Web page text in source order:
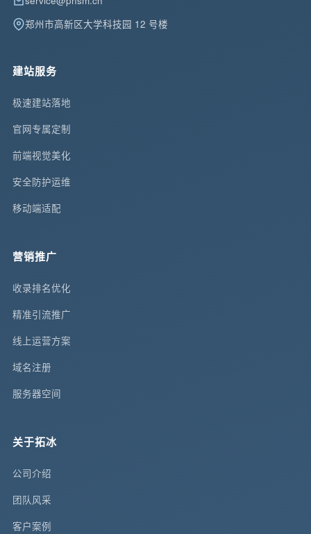
郑州市高新区大学科技园 12 号楼
建站服务
极速建站落地
官网专属定制
前端视觉美化
安全防护运维
移动端适配
营销推广
收录排名优化
精准引流推广
线上运营方案
域名注册
服务器空间
关于拓冰
公司介绍
团队风采
客户案例